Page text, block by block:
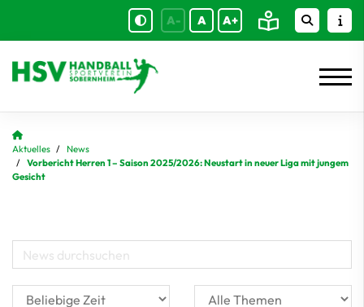
A- A A+
Aktuelles
News
Vorbericht Herren 1 – Saison 2025/2026: Neustart in neuer Liga mit jungem
Gesicht